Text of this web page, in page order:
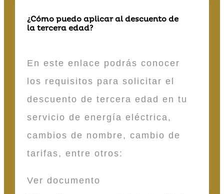
¿Cómo puedo aplicar al descuento de
la tercera edad?
En este enlace podrás conocer
los requisitos para solicitar el
descuento de tercera edad en tu
servicio de energía eléctrica,
cambios de nombre, cambio de
tarifas, entre otros:
Ver documento